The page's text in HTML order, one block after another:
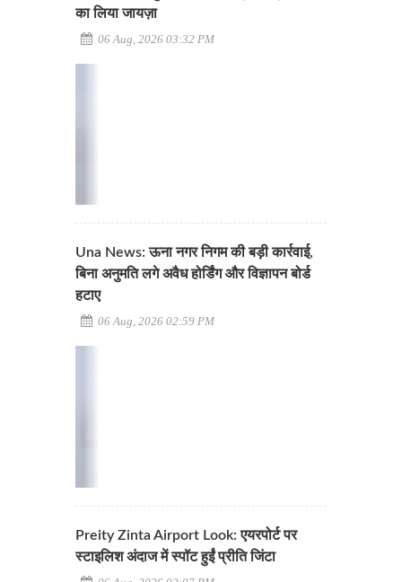
का लिया जायज़ा
06 Aug, 2026 03:32 PM
Una News: ऊना नगर निगम की बड़ी कार्रवाई,
बिना अनुमति लगे अवैध होर्डिंग और विज्ञापन बोर्ड
हटाए
06 Aug, 2026 02:59 PM
Preity Zinta Airport Look: एयरपोर्ट पर
स्टाइलिश अंदाज में स्पॉट हुईं प्रीति जिंटा